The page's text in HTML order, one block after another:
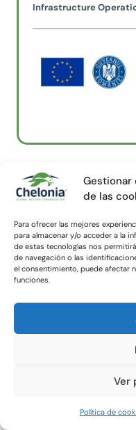
de las
Para ofrecer las mejores
para almacenar y/o acceder a la
de estas tecnologías nos
de navegación o las
el consentimiento, puede afectar
funciones.
Ver
Política de
Infrastructure
Proyecto:
Voluntariado
Parques